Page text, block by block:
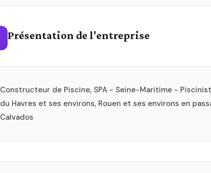
Présentation de l'entreprise
Constructeur de Piscine, SPA - Seine-Maritime -
du Havres et ses environs, Rouen et ses environs en
Calvados